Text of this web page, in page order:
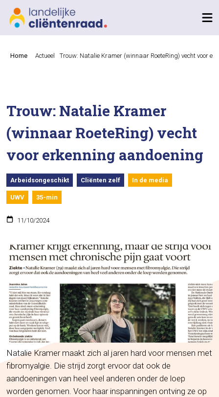
Home Actueel Trouw: Natalie Kramer (winnaar RoeteRing) vecht voor
Trouw: Natalie Kramer
(winnaar RoeteRing) vecht
voor erkenning aandoening
Arbeidsongeschikt Cliënten zelf In de media
UWV 35-min
11/10/2024
Natalie Kramer maakt zich al jaren hard voor mensen met
fibromyalgie. Die strijd zorgt ervoor dat ook de
aandoeningen van heel veel anderen onder de loep
worden genomen. Voor haar inspanningen ontving ze op